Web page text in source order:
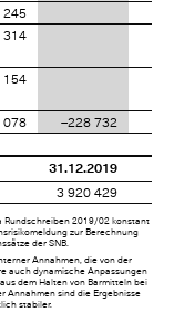
245
314
154
078 –228 732
31.12.2019
3 920 429
Rundschreiben 2019/02 konstant
zur Berechnung
der SNB.
Annahmen, die von der
auch dynamische Anpassungen
dem Halten von Barmitteln bei
Annahmen sind die Ergebnisse
stabiler.